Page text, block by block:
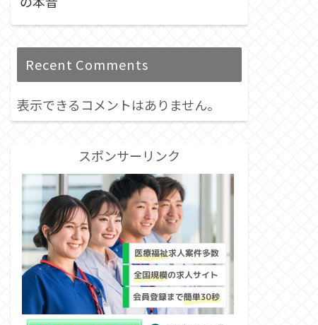
Recent Comments
表示できるコメントはありません。
スポンサーリンク